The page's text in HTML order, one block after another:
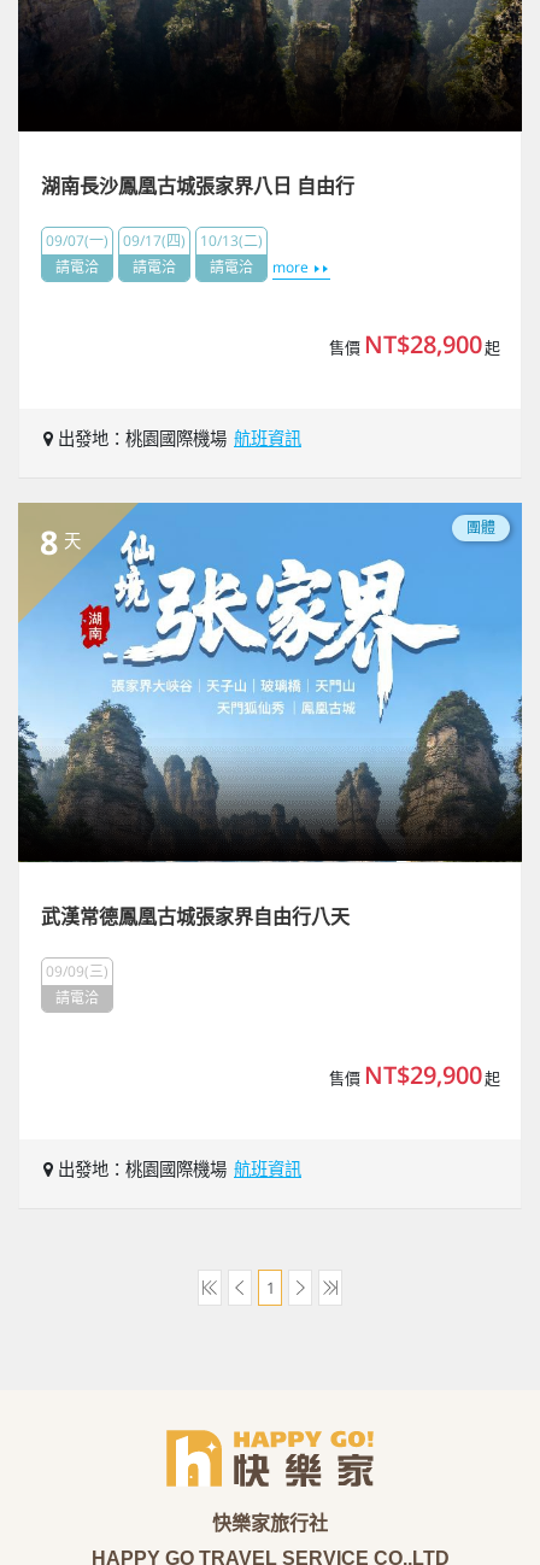
湖南長沙鳳凰古城張家界八日 自由行
09/07(一)
請電洽
09/17(四)
請電洽
10/13(二)
請電洽
more
售價 NT$28,900起
出發地：桃園國際機場 航班資訊
8 天
團體
武漢常德鳳凰古城張家界自由行八天
09/09(三)
請電洽
售價 NT$29,900起
出發地：桃園國際機場 航班資訊
1